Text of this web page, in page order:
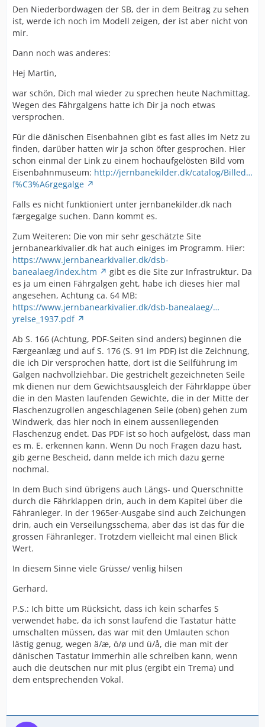
Den Niederbordwagen der SB, der in dem Beitrag zu sehen
ist, werde ich noch im Modell zeigen, der ist aber nicht von
mir.
Dann noch was anderes:
Hej Martin,
war schön, Dich mal wieder zu sprechen heute Nachmittag.
Wegen des Fährgalgens hatte ich Dir ja noch etwas
versprochen.
Für die dänischen Eisenbahnen gibt es fast alles im Netz zu
finden, darüber hatten wir ja schon öfter gesprochen. Hier
schon einmal der Link zu einem hochaufgelösten Bild vom
Eisenbahnmuseum: http://jernbanekilder.dk/catalog/Billed…
f%C3%A6rgegalge
Falls es nicht funktioniert unter jernbanekilder.dk nach
færgegalge suchen. Dann kommt es.
Zum Weiteren: Die von mir sehr geschätzte Site
jernbanearkivalier.dk hat auch einiges im Programm. Hier:
https://www.jernbanearkivalier.dk/dsb-
banealaeg/index.htm
gibt es die Site zur Infrastruktur. Da
es ja um einen Fährgalgen geht, habe ich dieses hier mal
angesehen, Achtung ca. 64 MB:
https://www.jernbanearkivalier.dk/dsb-banealaeg/…
yrelse_1937.pdf
Ab S. 166 (Achtung, PDF-Seiten sind anders) beginnen die
Færgeanlæg und auf S. 176 (S. 91 im PDF) ist die Zeichnung,
die ich Dir versprochen hatte, dort ist die Seilführung im
Galgen nachvollziehbar. Die gestrichelt gezeichneten Seile
mk dienen nur dem Gewichtsausgleich der Fährklappe über
die in den Masten laufenden Gewichte, die in der Mitte der
Flaschenzugrollen angeschlagenen Seile (oben) gehen zum
Windwerk, das hier noch in einem aussenliegenden
Flaschenzug endet. Das PDF ist so hoch aufgelöst, dass man
es m. E. erkennen kann. Wenn Du noch Fragen dazu hast,
gib gerne Bescheid, dann melde ich mich dazu gerne
nochmal.
In dem Buch sind übrigens auch Längs- und Querschnitte
durch die Fährklappen drin, auch in dem Kapitel über die
Fähranleger. In der 1965er-Ausgabe sind auch Zeichungen
drin, auch ein Verseilungsschema, aber das ist das für die
grossen Fähranleger. Trotzdem vielleicht mal einen Blick
Wert.
In diesem Sinne viele Grüsse/ venlig hilsen
Gerhard.
P.S.: Ich bitte um Rücksicht, dass ich kein scharfes S
verwendet habe, da ich sonst laufend die Tastatur hätte
umschalten müssen, das war mit den Umlauten schon
lästig genug, wegen ä/æ, ö/ø und ü/å, die man mit der
dänischen Tastatur immerhin alle schreiben kann, wenn
auch die deutschen nur mit plus (ergibt ein Trema) und
dem entsprechenden Vokal.